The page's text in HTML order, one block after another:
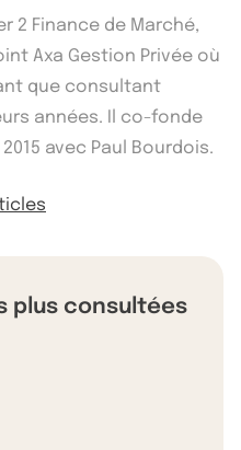
2 Finance de Marché,
Axa Gestion Privée où
que consultant
années. Il co-fonde
2015 avec Paul Bourdois.
plus consultées